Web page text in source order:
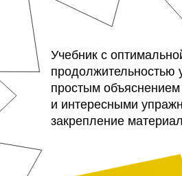
Учебник с
продолжительностью
простым объяснением
и интересными
закрепление